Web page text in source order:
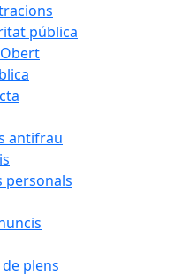
pública
antifrau
personals
plens